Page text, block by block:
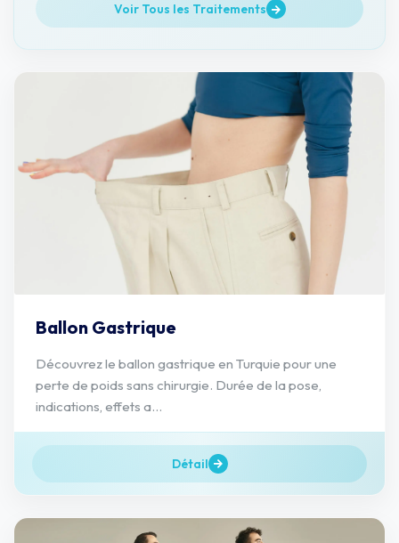
Voir Tous les Traitements
Ballon Gastrique
Découvrez le ballon gastrique en Turquie pour une
perte de poids sans chirurgie. Durée de la pose,
indications, effets a...
Détail